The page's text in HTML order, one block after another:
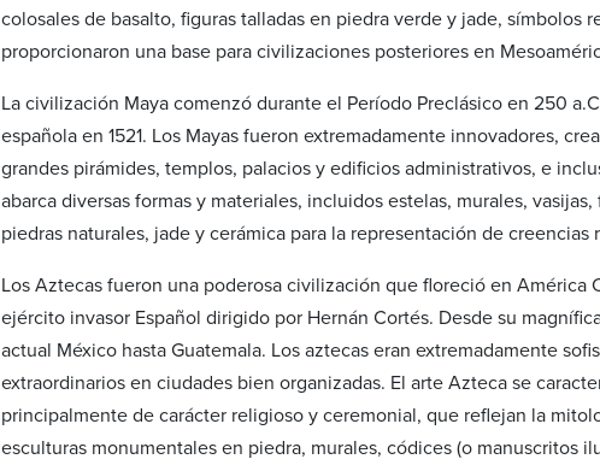
colosales de basalto, figuras talladas en piedra verde y jade, símbolos
proporcionaron una base para civilizaciones posteriores en
La civilización Maya comenzó durante el Período Preclásico en 250
española en 1521. Los Mayas fueron extremadamente innovadores,
grandes pirámides, templos, palacios y edificios administrativos, e
abarca diversas formas y materiales, incluidos estelas, murales,
piedras naturales, jade y cerámica para la representación de
Los Aztecas fueron una poderosa civilización que floreció en América
ejército invasor Español dirigido por Hernán Cortés. Desde su
actual México hasta Guatemala. Los aztecas eran extremadamente
extraordinarios en ciudades bien organizadas. El arte Azteca se
principalmente de carácter religioso y ceremonial, que reflejan la
esculturas monumentales en piedra, murales, códices (o manuscritos